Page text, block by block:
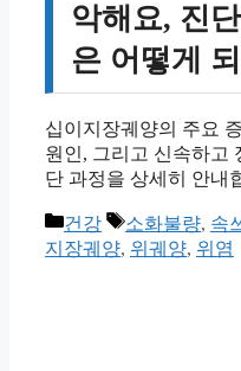
악해요, 진
은 어떻게
십이지장궤양의 주요
원인, 그리고 신속하고
단 과정을 상세히 안내
카
테
건강
태
그
소화불량, 속
지장궤양, 위궤양, 위염